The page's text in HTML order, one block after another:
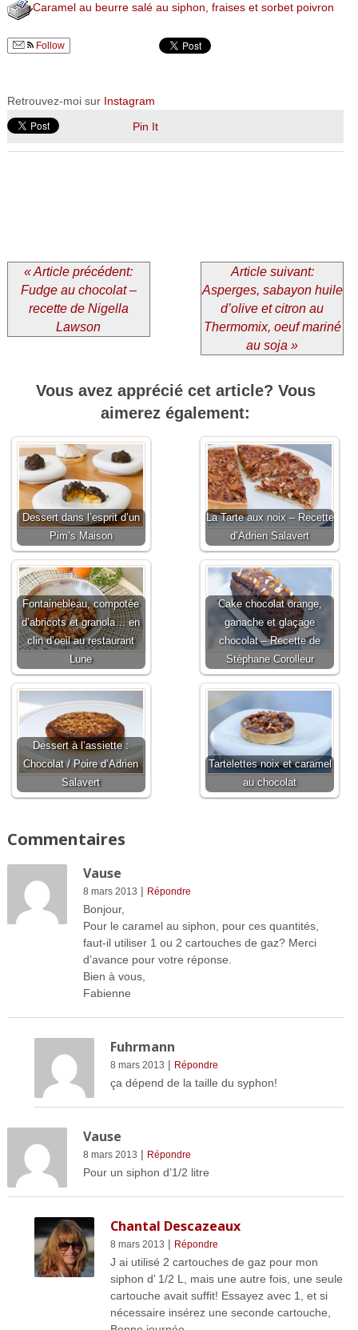
Caramel au beurre salé au siphon, fraises et sorbet poivron
Follow
Retrouvez-moi sur Instagram
Pin It
« Article précédent:
Fudge au chocolat –
recette de Nigella
Lawson
Article suivant:
Asperges, sabayon huile
d’olive et citron au
Thermomix, oeuf mariné
au soja »
Vous avez apprécié cet article? Vous
aimerez également:
Dessert dans l’esprit d’un
Pim’s Maison
La Tarte aux noix – Recette
d’Adrien Salavert
Fontainebleau, compotée
d’abricots et granola… en
clin d’oeil au restaurant
Lune
Cake chocolat orange,
ganache et glaçage
chocolat – Recette de
Stéphane Corolleur
Dessert à l’assiette :
Chocolat / Poire d’Adrien
Salavert
Tartelettes noix et caramel
au chocolat
Commentaires
Vause
8 mars 2013 | Répondre
Bonjour,
Pour le caramel au siphon, pour ces quantités,
faut-il utiliser 1 ou 2 cartouches de gaz? Merci
d’avance pour votre réponse.
Bien à vous,
Fabienne
Fuhrmann
8 mars 2013 | Répondre
ça dépend de la taille du syphon!
Vause
8 mars 2013 | Répondre
Pour un siphon d’1/2 litre
Chantal Descazeaux
8 mars 2013 | Répondre
J ai utilisé 2 cartouches de gaz pour mon
siphon d’ 1/2 L, mais une autre fois, une seule
cartouche avait suffit! Essayez avec 1, et si
nécessaire insérez une seconde cartouche,